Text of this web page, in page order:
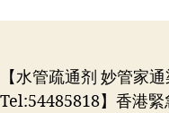
【水管疏通剂 妙管家
Tel:54485818】香港